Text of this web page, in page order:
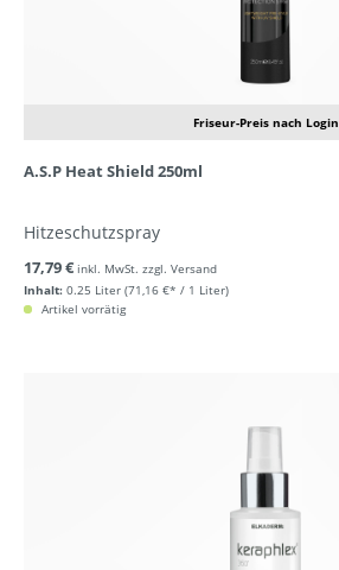
Friseur-Preis nach Login
A.S.P Heat Shield 250ml
Hitzeschutzspray
Inhalt: 0.25 Liter (71,16 €* / 1 Liter)
17,79 € inkl. MwSt. zzgl. Versand
Artikel vorrätig